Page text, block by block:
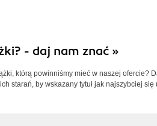
- daj nam znać »
którą powinniśmy mieć w naszej ofercie?
starań, by wskazany tytuł jak najszybciej się